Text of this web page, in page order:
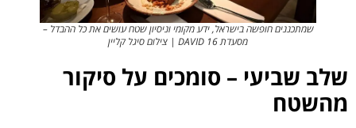
שמתכננים חופשה בישראל, ידע מקומי וניסיון שטח עושים את כל ההבדל –
מסעדת DAVID 16 | צילום סיגל קליין
שלב שביעי – סומכים על סיקור
מהשטח